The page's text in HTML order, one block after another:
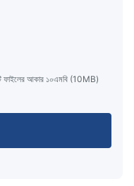
ফাইলের আকার ১০এমবি (10MB)